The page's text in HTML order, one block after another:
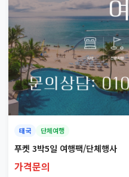
태국 단체여행
푸켓 3박5일 여행팩/단체행사
가격문의